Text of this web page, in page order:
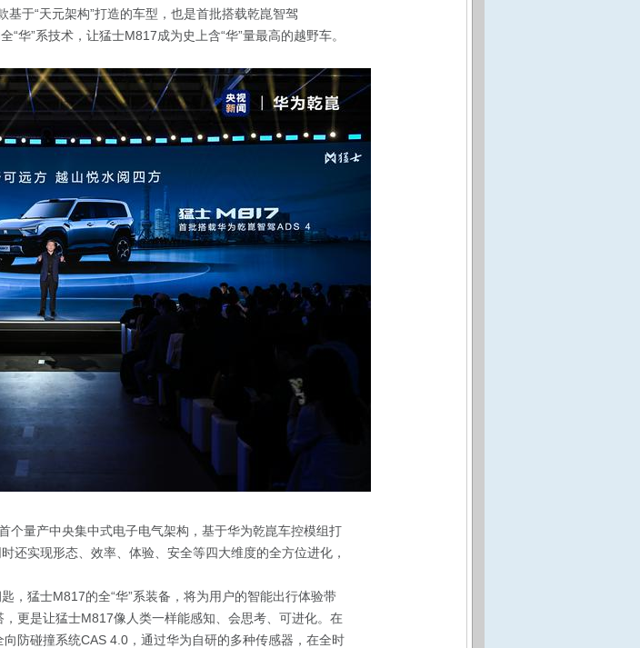
于“天元架构”打造的车型，也是首批搭载乾崑智驾
华”系技术，让猛士M817成为史上含“华”量最高的越野车。
个量产中央集中式电子电气架构，基于华为乾崑车控模组打
还实现形态、效率、体验、安全等四大维度的全方位进化，
，猛士M817的全“华”系装备， 将为用户的智能出行体验带
更是让猛士M817像人类一样能感知、会思考、可进化。在
防碰撞系统CAS 4.0，通过华为自研的多种传感器，在全时